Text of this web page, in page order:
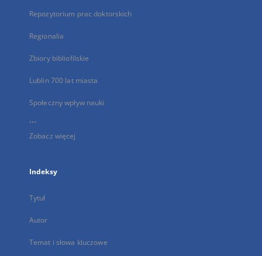
Repozytorium prac doktorskich
Regionalia
Zbiory bibliofilskie
Lublin 700 lat miasta
Społeczny wpływ nauki
...
Zobacz więcej
Indeksy
Tytuł
Autor
Temat i słowa kluczowe